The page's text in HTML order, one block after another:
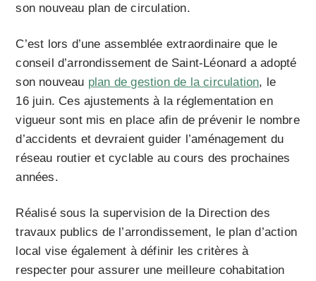
son nouveau plan de circulation.
C’est lors d’une assemblée extraordinaire que le
conseil d’arrondissement de Saint-Léonard a adopté
son nouveau plan de gestion de la circulation, le
16 juin. Ces ajustements à la réglementation en
vigueur sont mis en place afin de prévenir le nombre
d’accidents et devraient guider l’aménagement du
réseau routier et cyclable au cours des prochaines
années.
Réalisé sous la supervision de la Direction des
travaux publics de l’arrondissement, le plan d’action
local vise également à définir les critères à
respecter pour assurer une meilleure cohabitation